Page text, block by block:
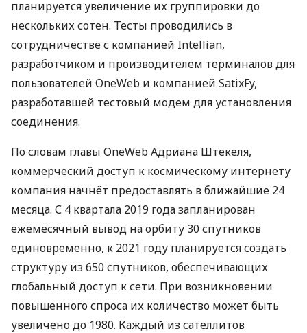
планируется увеличение их группировки до
нескольких сотен. Тесты проводились в
сотрудничестве с компанией Intellian,
разработчиком и производителем терминалов для
пользователей OneWeb и компанией SatixFy,
разработавшей тестовый модем для установления
соединения.
По словам главы OneWeb Адриана Штекеля,
коммерческий доступ к космическому интернету
компания начнёт предоставлять в ближайшие 24
месяца. С 4 квартала 2019 года запланирован
ежемесячный вывод на орбиту 30 спутников
единовременно, к 2021 году планируется создать
структуру из 650 спутников, обеспечивающих
глобальный доступ к сети. При возникновении
повышенного спроса их количество может быть
увеличено до 1980. Каждый из сателлитов